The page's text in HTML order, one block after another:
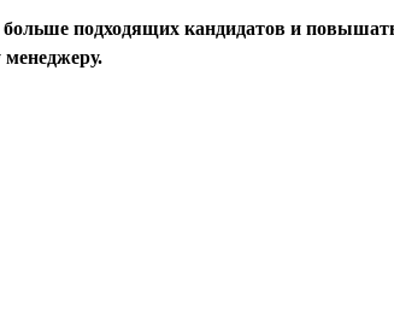
подходящих кандидатов и
менеджеру.